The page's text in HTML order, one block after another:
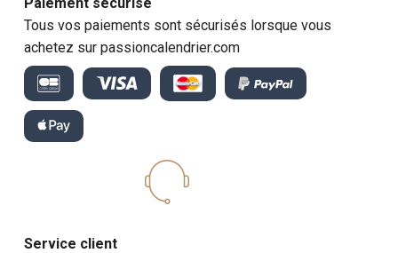
Tous vos paiements sont sécurisés lorsque vous
achetez sur passioncalendrier.com
Service client